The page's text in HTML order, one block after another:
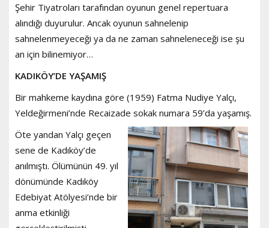
Şehir Tiyatroları tarafından oyunun genel repertuara
alındığı duyurulur. Ancak oyunun sahnelenip
sahnelenmeyeceği ya da ne zaman sahneleneceği ise şu
an için bilinemiyor…
KADIKÖY’DE YAŞAMIŞ
Bir mahkeme kaydına göre (1959) Fatma Nudiye Yalçı,
Yeldeğirmeni’nde Recaizade sokak numara 59’da yaşamış.
Öte yandan Yalçı geçen
sene de Kadıköy’de
anılmıştı. Ölümünün 49. yıl
dönümünde Kadıköy
Edebiyat Atölyesi’nde bir
anma etkinliği